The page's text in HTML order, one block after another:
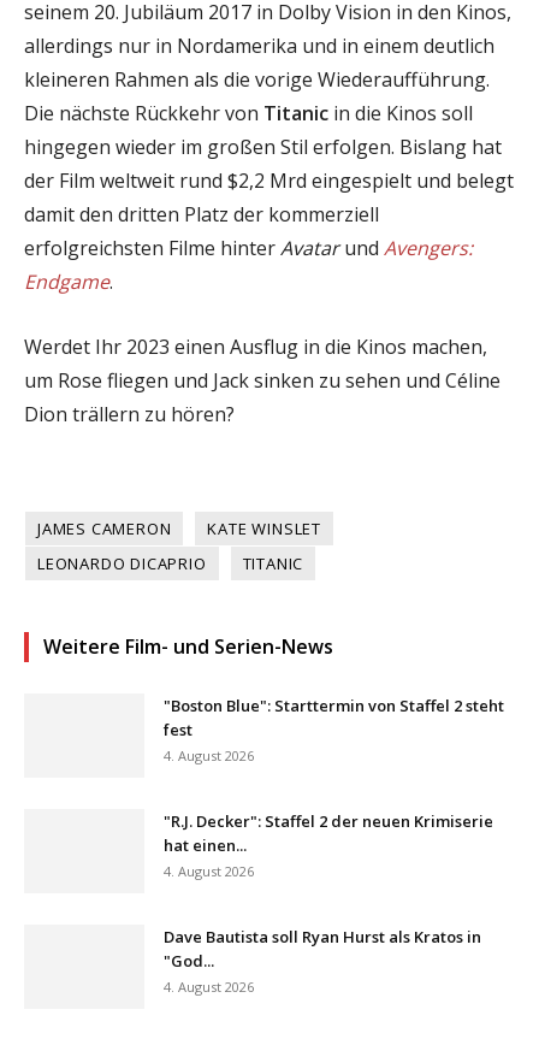
seinem 20. Jubiläum 2017 in Dolby Vision in den Kinos,
allerdings nur in Nordamerika und in einem deutlich
kleineren Rahmen als die vorige Wiederaufführung.
Die nächste Rückkehr von Titanic in die Kinos soll
hingegen wieder im großen Stil erfolgen. Bislang hat
der Film weltweit rund $2,2 Mrd eingespielt und belegt
damit den dritten Platz der kommerziell
erfolgreichsten Filme hinterAvatarund Avengers:
Endgame.
Werdet Ihr 2023 einen Ausflug in die Kinos machen,
um Rose fliegen und Jack sinken zu sehen und Céline
Dion trällern zu hören?
JAMES CAMERON
KATE WINSLET
LEONARDO DICAPRIO
TITANIC
Weitere Film- und Serien-News
"Boston Blue": Starttermin von Staffel 2 steht
fest
4. August 2026
"R.J. Decker": Staffel 2 der neuen Krimiserie
hat einen...
4. August 2026
Dave Bautista soll Ryan Hurst als Kratos in
"God...
4. August 2026